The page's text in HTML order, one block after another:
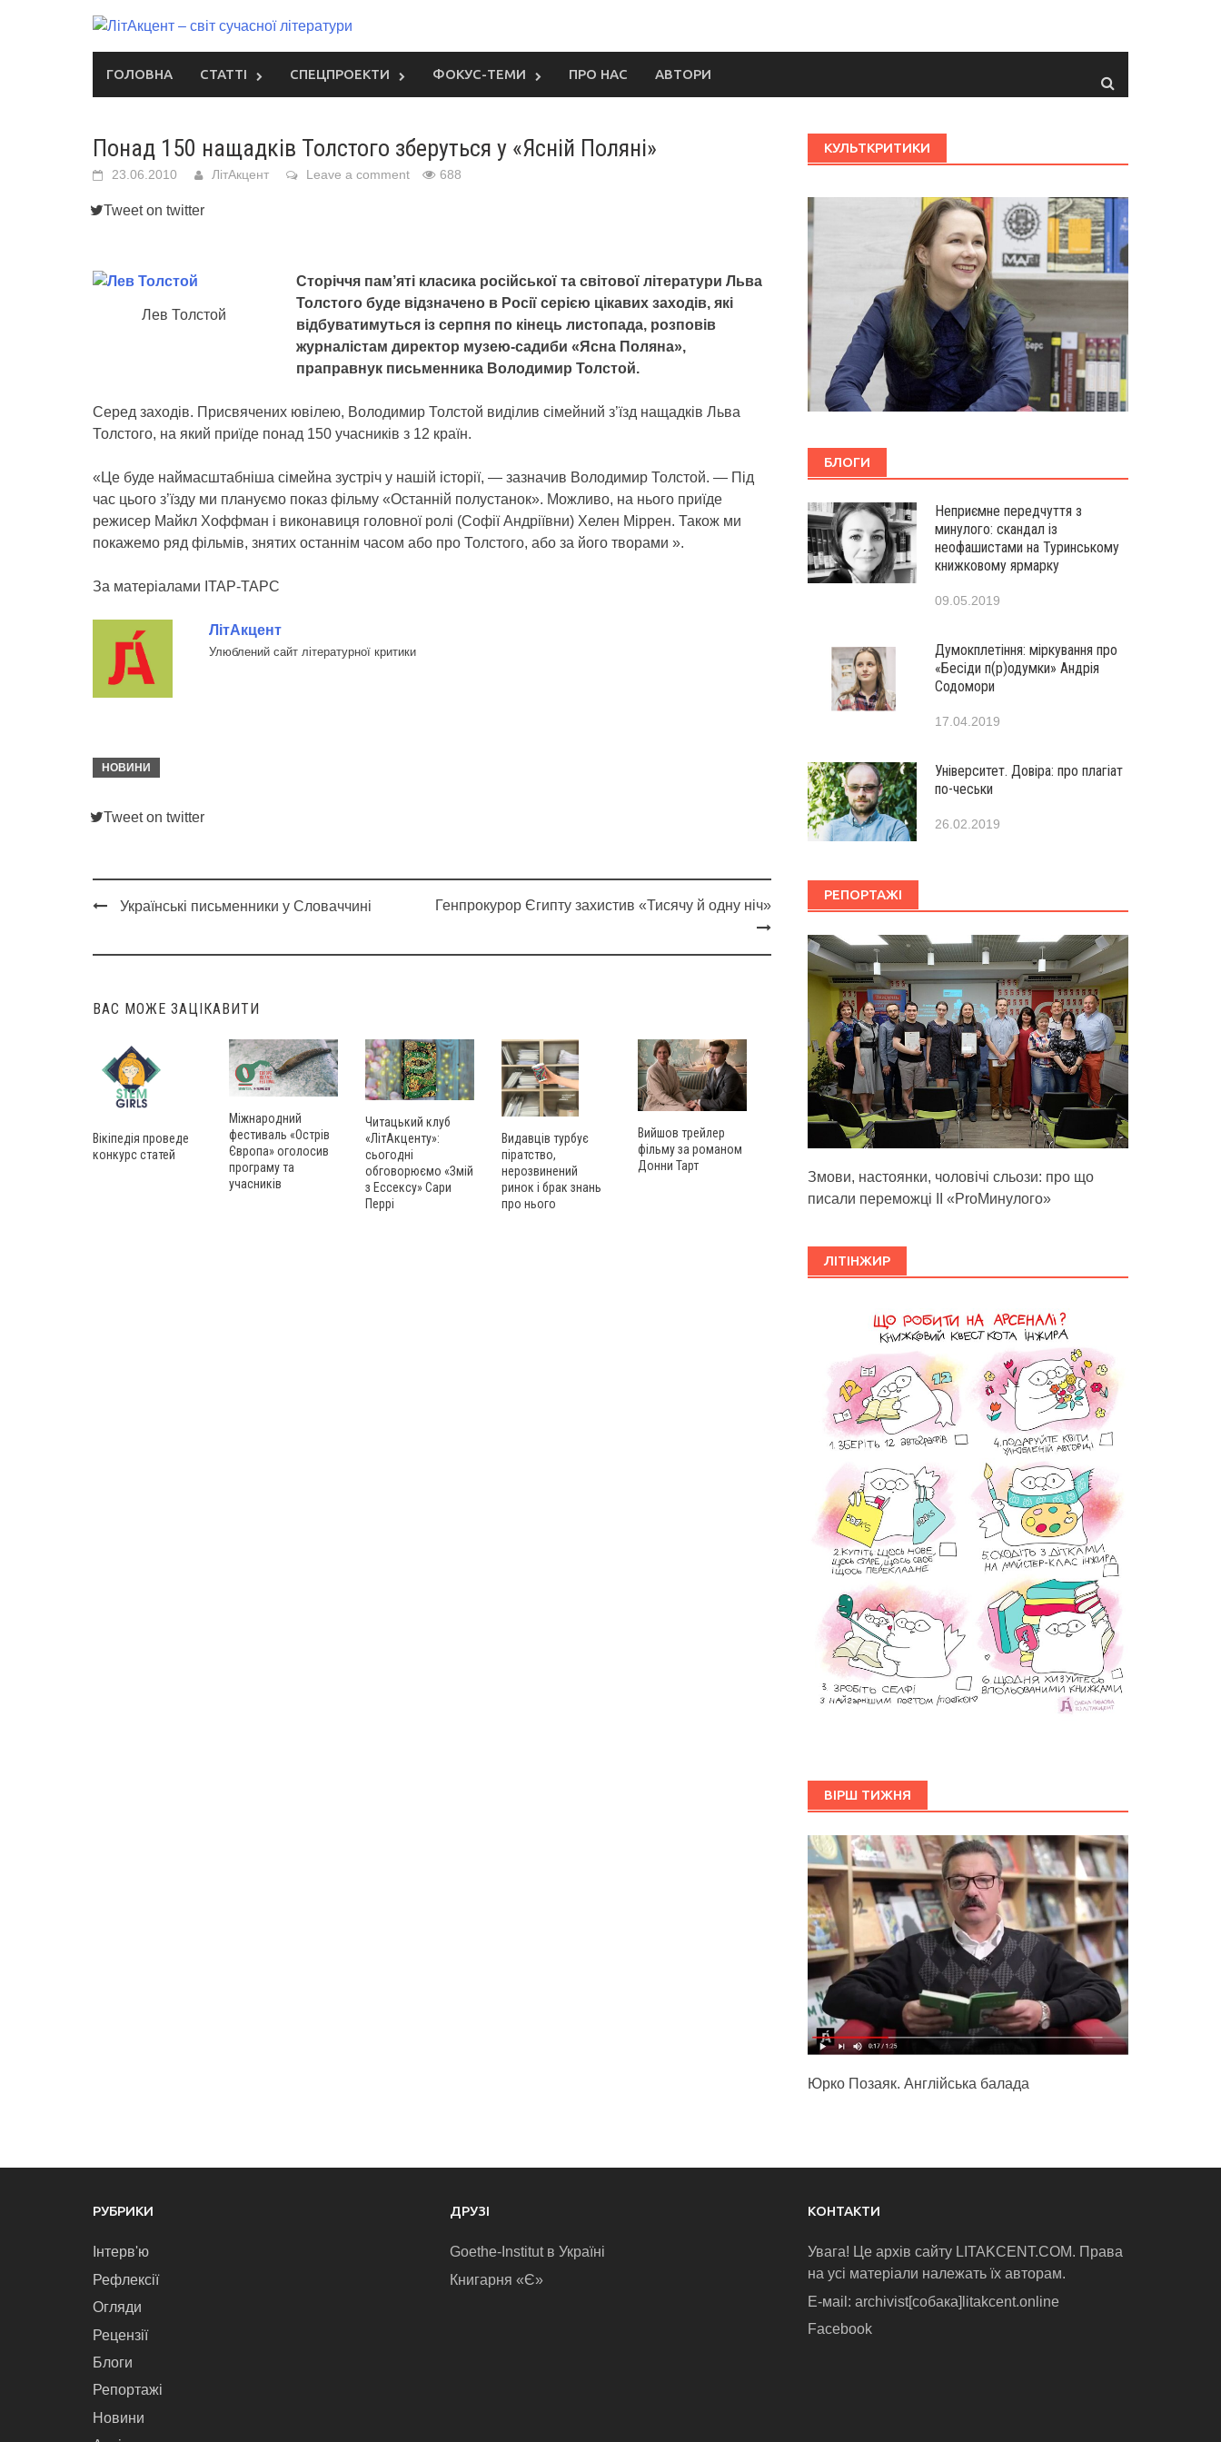
ГОЛОВНА
СТАТТІ СПЕЦПРОЕКТИ ФОКУС-ТЕМИ ПРО НАС АВТОРИ
Понад 150 нащадків Толстого зберуться у «Ясній Поляні»
23.06.2010 ЛітАкцент Leave a comment 688
Tweet on twitter
Лев Толстой
Сторіччя пам’яті класика російської та світової літератури Льва
Толстого буде відзначено в Росії серією цікавих заходів, які
відбуватимуться із серпня по кінець листопада, розповів
журналістам директор музею-садиби «Ясна Поляна»,
праправнук письменника Володимир Толстой.
Серед заходів. Присвячених ювілею, Володимир Толстой виділив сімейний з’їзд нащадків Льва
Толстого, на який приїде понад 150 учасників з 12 країн.
«Це буде наймасштабніша сімейна зустріч у нашій історії, — зазначив Володимир Толстой. — Під
час цього з’їзду ми плануємо показ фільму «Останній полустанок». Можливо, на нього приїде
режисер Майкл Хоффман і виконавиця головної ролі (Софії Андріївни) Хелен Міррен. Також ми
покажемо ряд фільмів, знятих останнім часом або про Толстого, або за його творами ».
За матеріалами ІТАР-ТАРС
ЛітАкцент
Улюблений сайт літературної критики
НОВИНИ
Tweet on twitter
navigation
Українські письменники у Словаччині Генпрокурор Єгипту захистив «Тисячу й одну ніч»
ВАС МОЖЕ ЗАЦІКАВИТИ
Вікіпедія проведе
конкурс статей
Міжнародний
фестиваль «Острів
Європа» оголосив
програму та
учасників
Читацький клуб
«ЛітАкценту»:
сьогодні
обговорюємо «Змій
з Ессексу» Сари
Перрі
Видавців турбує
піратство,
нерозвинений
ринок і брак знань
про нього
Вийшов трейлер
фільму за романом
Донни Тарт
КУЛЬТКРИТИКИ
БЛОГИ
Неприємне передчуття з
минулого: скандал із
неофашистами на Туринському
книжковому ярмарку
09.05.2019
Думокплетіння: міркування про
«Бесіди п(р)одумки» Андрія
Содомори
17.04.2019
Університет. Довіра: про плагіат
по-чеськи
26.02.2019
РЕПОРТАЖІ
Змови, настоянки, чоловічі сльози: про що
писали переможці ІІ «ProМинулого»
ЛІТІНЖИР
ВІРШ ТИЖНЯ
Юрко Позаяк. Англійська балада
РУБРИКИ
Інтерв'ю
Рефлексії
Огляди
Рецензії
Блоги
Репортажі
Новини
ДРУЗІ
Goethe-Institut в Україні
Книгарня «Є»
КОНТАКТИ
Увага! Це архів сайту LITAKCENT.COM. Права
на усі матеріали належать їх авторам.
E-маіl: archivist[собака]litakcent.online
Facebook